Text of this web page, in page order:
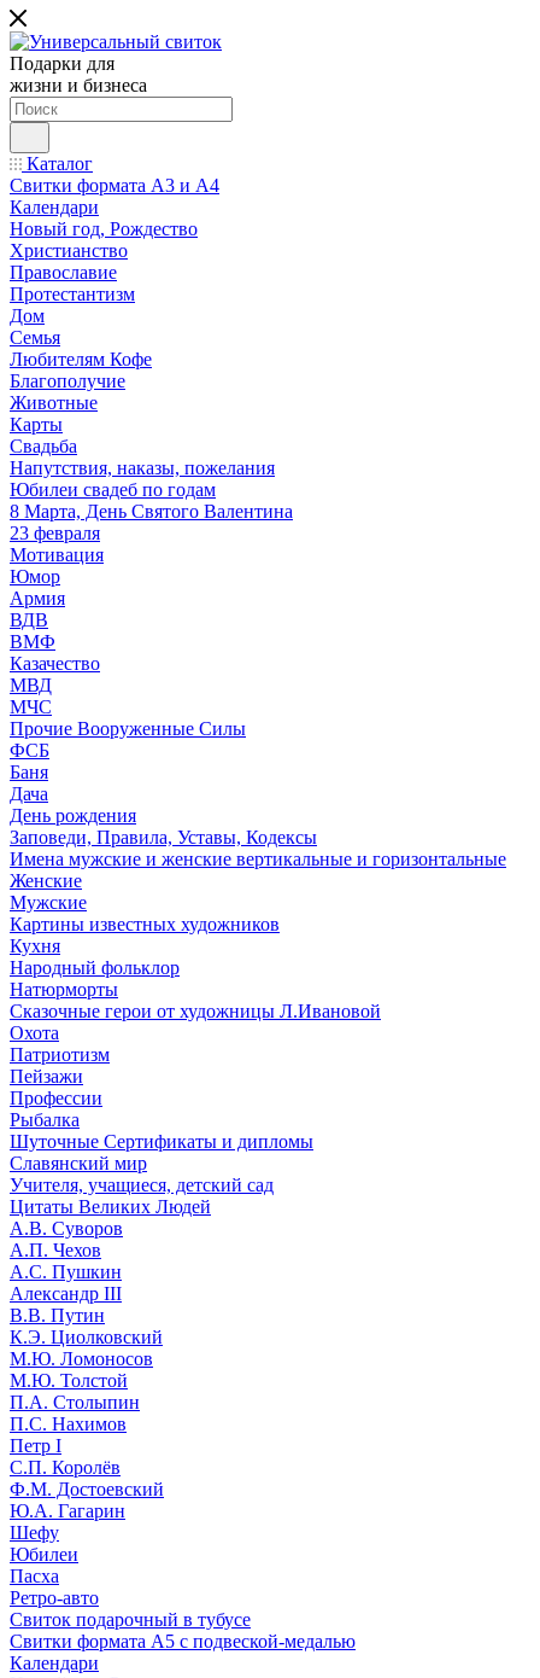
Подарки для
жизни и бизнеса
Каталог
Свитки формата А3 и А4
Календари
Новый год, Рождество
Христианство
Православие
Протестантизм
Дом
Семья
Любителям Кофе
Благополучие
Животные
Карты
Свадьба
Напутствия, наказы, пожелания
Юбилеи свадеб по годам
8 Марта, День Святого Валентина
23 февраля
Мотивация
Юмор
Армия
ВДВ
ВМФ
Казачество
МВД
МЧС
Прочие Вооруженные Силы
ФСБ
Баня
Дача
День рождения
Заповеди, Правила, Уставы, Кодексы
Имена мужские и женские вертикальные и горизонтальные
Женские
Мужские
Картины известных художников
Кухня
Народный фольклор
Натюрморты
Сказочные герои от художницы Л.Ивановой
Охота
Патриотизм
Пейзажи
Профессии
Рыбалка
Шуточные Сертификаты и дипломы
Славянский мир
Учителя, учащиеся, детский сад
Цитаты Великих Людей
А.В. Суворов
А.П. Чехов
А.С. Пушкин
Александр III
В.В. Путин
К.Э. Циолковский
М.Ю. Ломоносов
М.Ю. Толстой
П.А. Столыпин
П.С. Нахимов
Петр I
С.П. Королёв
Ф.М. Достоевский
Ю.А. Гагарин
Шефу
Юбилеи
Пасха
Ретро-авто
Свиток подарочный в тубусе
Свитки формата А5 с подвеской-медалью
Календари